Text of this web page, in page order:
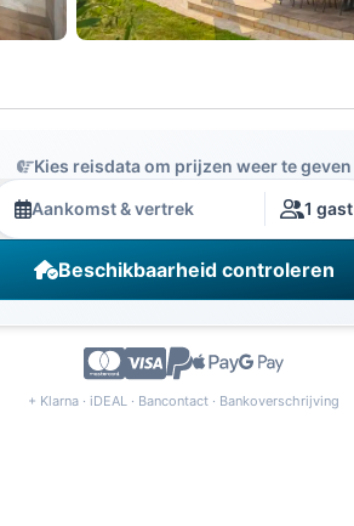
Kies reisdata om prijzen weer te geven
Aankomst & vertrek 1 gast
Beschikbaarheid controleren
+ Klarna · iDEAL · Bancontact · Bankoverschrijving